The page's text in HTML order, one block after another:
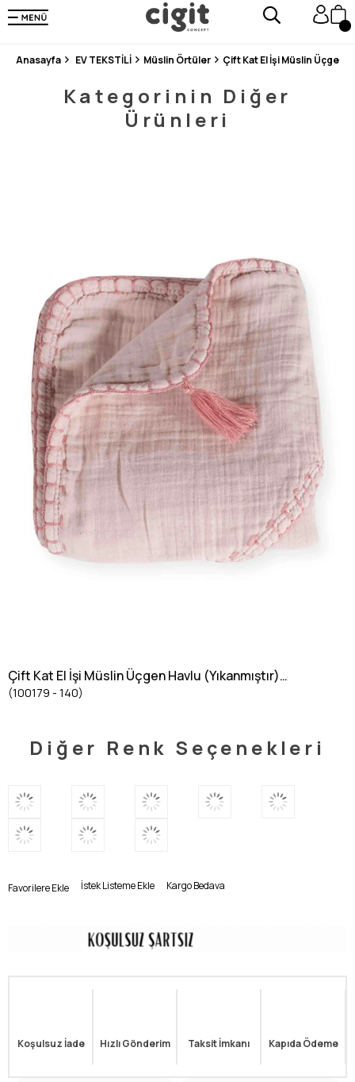
250.000'DEN FAZLA DEĞERLENDİRMEDE 5 ÜZERİNDEN 4.8 PUAN ALDI ⭐⭐⭐⭐⭐
3 MİLYONDAN FAZLA MUTLU MÜŞTERİ ❤️ 10 MİLYON ÜRÜN
Anasayfa EV TEKSTİLİ Müslin Örtüler Çift Kat El İşi Müslin Üçgen
Kategorinin Diğer
Ürünleri
Çift Kat El İşi Müslin Üçgen Havlu (Yıkanmıştır)
75X75 cm Pembe
(100179 - 140)
Diğer Renk Seçenekleri
Favorilere Ekle İstek Listeme Ekle Kargo Bedava
Koşulsuz İade Hızlı Gönderim Taksit İmkanı Kapıda Ödeme